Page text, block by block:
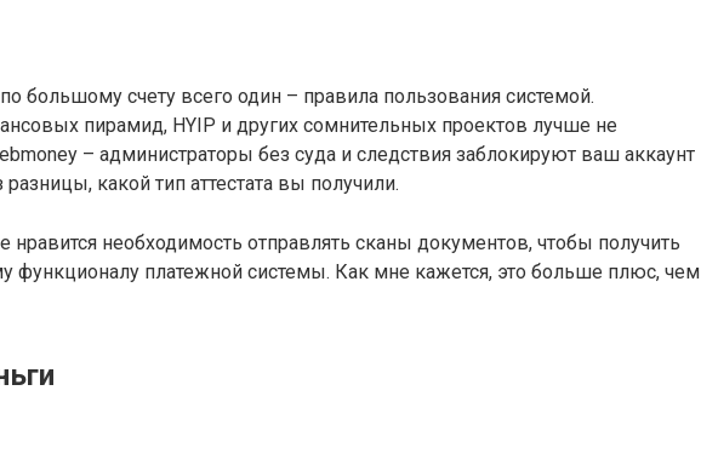
большому счету всего один – правила пользования системой.
пирамид, HYIP и других сомнительных проектов лучше не
– администраторы без суда и следствия заблокируют ваш аккаунт
какой тип аттестата вы получили.
нравится необходимость отправлять сканы документов, чтобы получить
функционалу платежной системы. Как мне кажется, это больше плюс, чем